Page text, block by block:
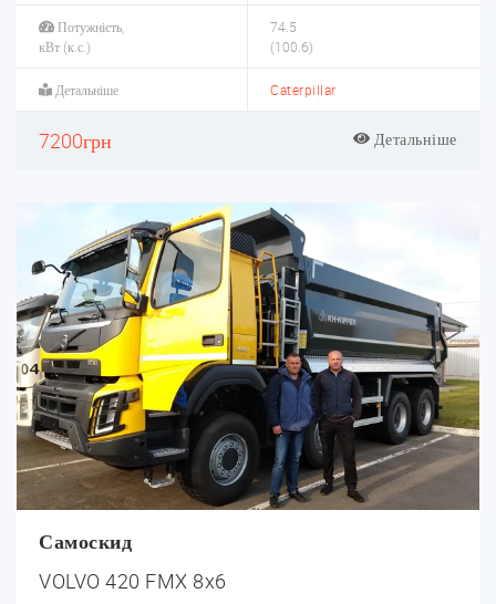
Потужність,
кВт (к.с.)
74.5
(100.6)
Детальніше Caterpillar
7200грн Детальніше
Самоскид
VOLVO 420 FMX 8x6